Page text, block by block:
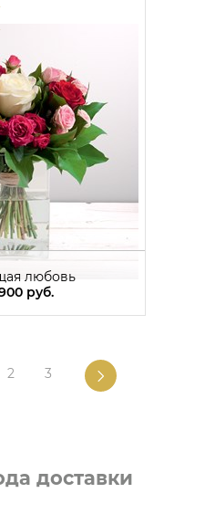
любовь
руб.
2 3
доставки